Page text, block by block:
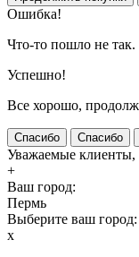
Ошибка!
Что-то пошло не
Успешно!
Все хорошо,
Спасибо Спасибо
Уважаемые клиенты,
+
Ваш город:
Пермь
Выберите ваш город:
x